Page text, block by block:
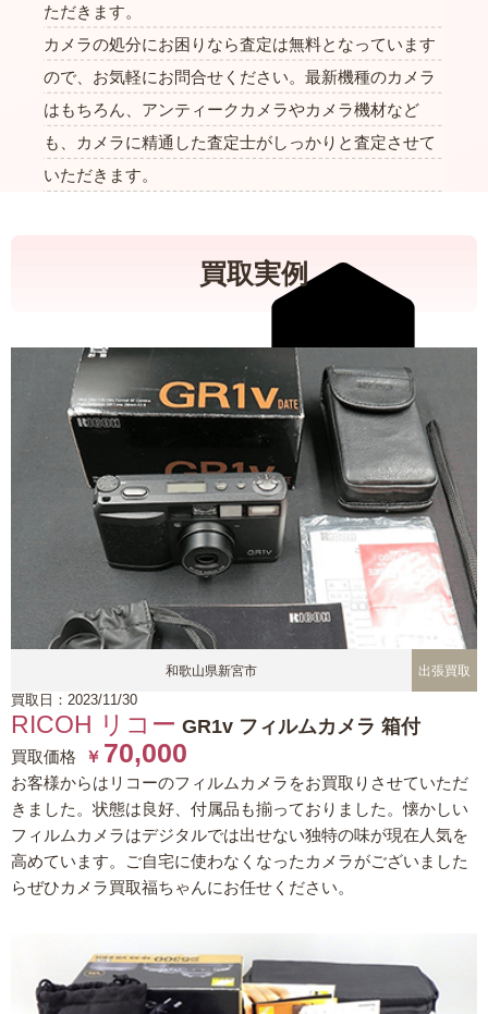
ただきます。
カメラの処分にお困りなら査定は無料となっています
ので、お気軽にお問合せください。最新機種のカメラ
はもちろん、アンティークカメラやカメラ機材など
も、カメラに精通した査定士がしっかりと査定させて
いただきます。
買取実例
和歌山県新宮市 出張買取
買取日：2023/11/30
RICOH リコー GR1v フィルムカメラ 箱付
買取価格 ￥ 70,000
お客様からはリコーのフィルムカメラをお買取りさせていただ
きました。状態は良好、付属品も揃っておりました。懐かしい
フィルムカメラはデジタルでは出せない独特の味が現在人気を
高めています。ご自宅に使わなくなったカメラがございました
らぜひカメラ買取福ちゃんにお任せください。